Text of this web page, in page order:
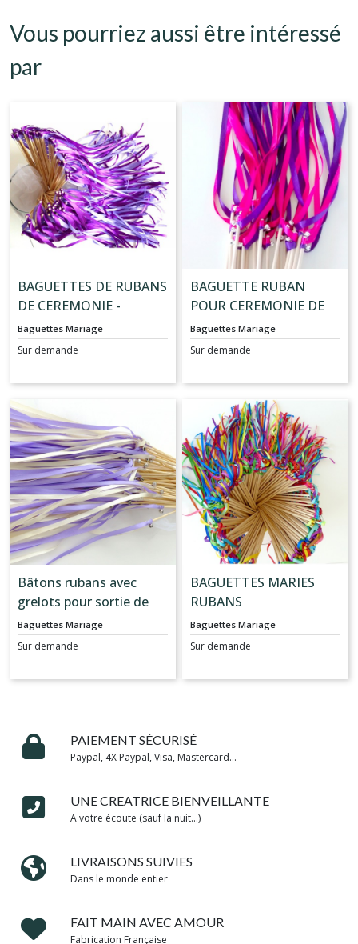
Vous pourriez aussi être intéressé
par
BAGUETTES DE RUBANS
DE CEREMONIE -
COLORIS VIOLET ET
LILAS - LOT DE 20
Baguettes Mariage
Sur demande
BAGUETTE RUBAN
POUR CEREMONIE DE
MARIAGE - LOT DE 20
Baguettes Mariage
Sur demande
Bâtons rubans avec
grelots pour sortie de
cérémonie de mariage -
Lot de 20
Baguettes Mariage
Sur demande
BAGUETTES MARIES
RUBANS
MULTICOLORES -
THEME BOHEME CHIC
Baguettes Mariage
Sur demande
PAIEMENT SÉCURISÉ
Paypal, 4X Paypal, Visa, Mastercard...
UNE CREATRICE BIENVEILLANTE
A votre écoute (sauf la nuit...)
LIVRAISONS SUIVIES
Dans le monde entier
FAIT MAIN AVEC AMOUR
Fabrication Française